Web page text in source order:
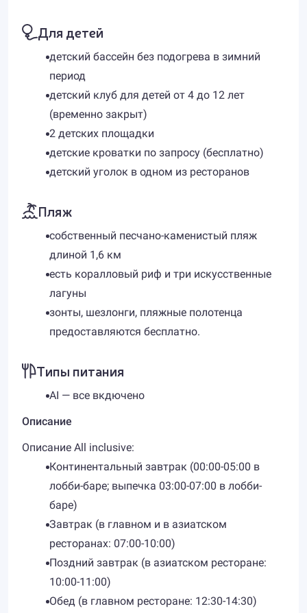
Для детей
детский бассейн без подогрева в зимний
период
детский клуб для детей от 4 до 12 лет
(временно закрыт)
2 детских площадки
детские кроватки по запросу (бесплатно)
детский уголок в одном из ресторанов
Пляж
собственный песчано-каменистый пляж
длиной 1,6 км
есть коралловый риф и три искусственные
лагуны
зонты, шезлонги, пляжные полотенца
предоставляются бесплатно.
Типы питания
AI — все вкдючено
Описание
Описание All inclusive:
Континентальный завтрак (00:00-05:00 в
лобби-баре; выпечка 03:00-07:00 в лобби-
баре)
Завтрак (в главном и в азиатском
ресторанах: 07:00-10:00)
Поздний завтрак (в азиатском ресторане:
10:00-11:00)
Обед (в главном ресторане: 12:30-14:30)